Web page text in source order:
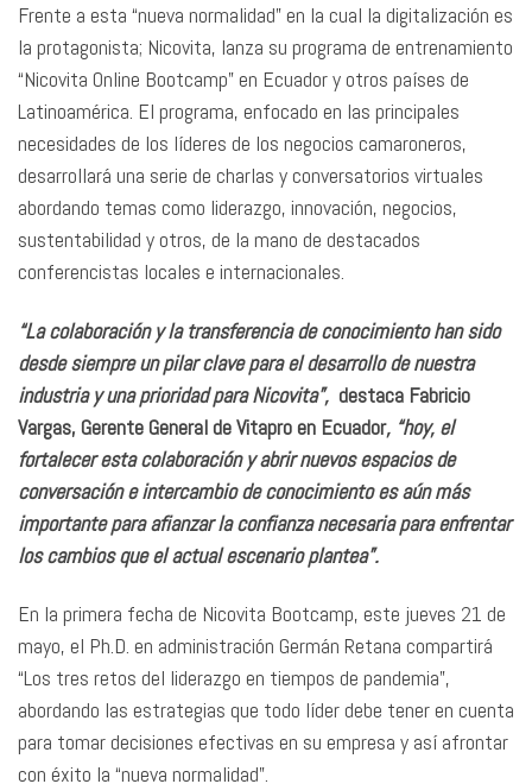
Frente a esta “nueva normalidad” en la cual la digitalización es
la protagonista; Nicovita, lanza su programa de entrenamiento
“Nicovita Online Bootcamp” en Ecuador y otros países de
Latinoamérica. El programa, enfocado en las principales
necesidades de los líderes de los negocios camaroneros,
desarrollará una serie de charlas y conversatorios virtuales
abordando temas como liderazgo, innovación, negocios,
sustentabilidad y otros, de la mano de destacados
conferencistas locales e internacionales.
“La colaboración y la transferencia de conocimiento han sido
desde siempre un pilar clave para el desarrollo de nuestra
industria y una prioridad para Nicovita”, destaca Fabricio
Vargas, Gerente General de Vitapro en Ecuador, “hoy, el
fortalecer esta colaboración y abrir nuevos espacios de
conversación e intercambio de conocimiento es aún más
importante para afianzar la confianza necesaria para enfrentar
los cambios que el actual escenario plantea”.
En la primera fecha de Nicovita Bootcamp, este jueves 21 de
mayo, el Ph.D. en administración Germán Retana compartirá
“Los tres retos del liderazgo en tiempos de pandemia”,
abordando las estrategias que todo líder debe tener en cuenta
para tomar decisiones efectivas en su empresa y así afrontar
con éxito la “nueva normalidad”.